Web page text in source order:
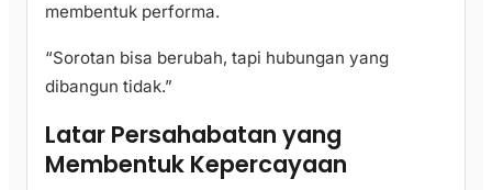
membentuk performa.
“Sorotan bisa berubah, tapi hubungan yang
dibangun tidak.”
Latar Persahabatan yang
Membentuk Kepercayaan